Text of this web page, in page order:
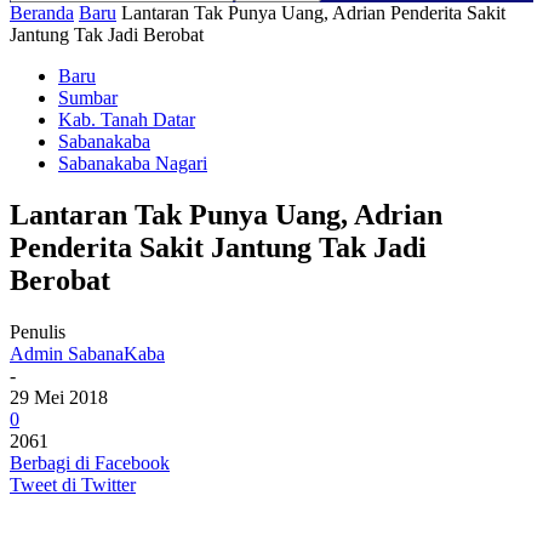
Beranda Baru Lantaran Tak Punya Uang, Adrian Penderita Sakit
Jantung Tak Jadi Berobat
Baru
Sumbar
Kab. Tanah Datar
Sabanakaba
Sabanakaba Nagari
Lantaran Tak Punya Uang, Adrian
Penderita Sakit Jantung Tak Jadi
Berobat
Penulis
Admin SabanaKaba
-
29 Mei 2018
0
2061
Berbagi di Facebook
Tweet di Twitter